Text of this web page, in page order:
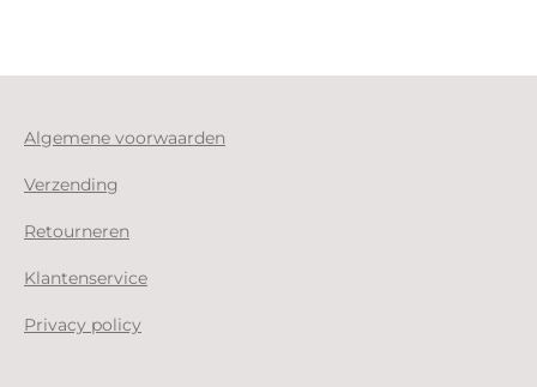
Algemene voorwaarden
Verzending
Retourneren
Klantenservice
Privacy policy